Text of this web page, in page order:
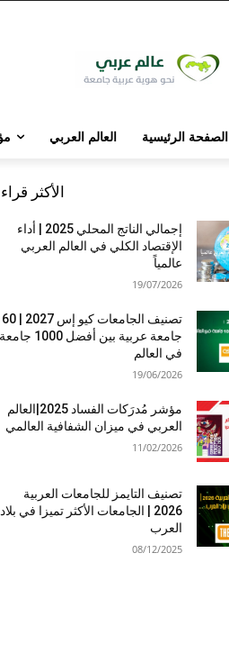
الصفحة الرئيسية العالم العربي
الأكثر
إجمالي الناتج المحلي 2025 | أداء
الإقتصاد الكلي في العالم العربي
عالمياً
19/07/2026
تصنيف الجامعات كيو إس 2027 | 60
جامعة عربية بين أفضل 1000 جامعة
في العالم
19/06/2026
مؤشر مُدرَكات الفساد 2025|العالم
العربي في ميزان الشفافية العالمي
11/02/2026
تصنيف التايمز للجامعات العربية
2026 | الجامعات الأكثر تميزا في بلاد
العرب
08/12/2025